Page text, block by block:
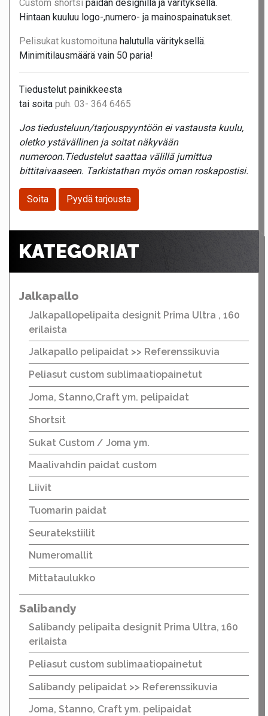
Custom shortsi paidan designilla ja värityksellä.
Hintaan kuuluu logo-,numero- ja mainospainatukset.
Pelisukat kustomoituna halutulla värityksellä.
Minimitilausmäärä vain 50 paria!
Tiedustelut painikkeesta
tai soita puh. 03- 364 6465
Jos tiedusteluun/tarjouspyyntöön ei vastausta kuulu,
oletko ystävällinen ja soitat näkyvään
numeroon.Tiedustelut saattaa välillä jumittua
bittitaivaaseen. Tarkistathan myös oman roskapostisi.
Soita Pyydä tarjousta
KATEGORIAT
Jalkapallo
Jalkapallopelipaita designit Prima Ultra , 160
erilaista
Jalkapallo pelipaidat >> Referenssikuvia
Peliasut custom sublimaatiopainetut
Joma, Stanno,Craft ym. pelipaidat
Shortsit
Sukat Custom / Joma ym.
Maalivahdin paidat custom
Liivit
Tuomarin paidat
Seuratekstiilit
Numeromallit
Mittataulukko
Salibandy
Salibandy pelipaita designit Prima Ultra, 160
erilaista
Peliasut custom sublimaatiopainetut
Salibandy pelipaidat >> Referenssikuvia
Joma, Stanno, Craft ym. pelipaidat